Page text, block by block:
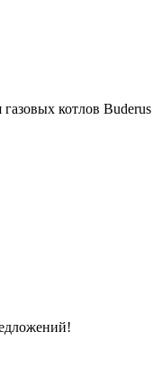
котлов Buderus